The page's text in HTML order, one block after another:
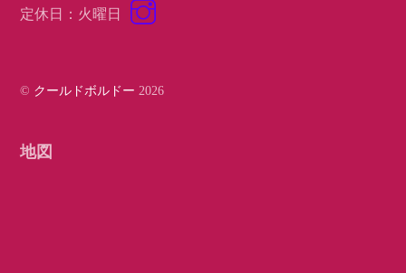
定休日：火曜日
© クールドボルドー 2026
地図